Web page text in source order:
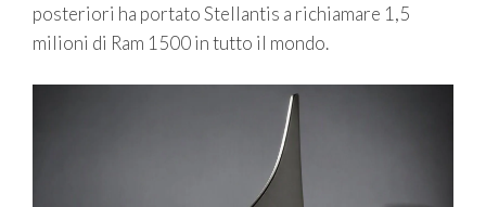
posteriori ha portato Stellantis a richiamare 1,5
milioni di Ram 1500 in tutto il mondo.